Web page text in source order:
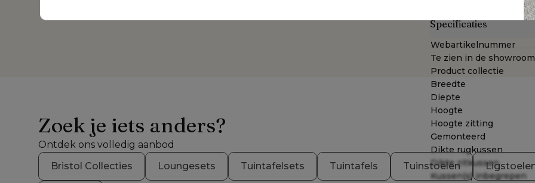
Specificaties
Webartikelnummer
Te zien in de showroom
Product collectie
Breedte
Diepte
Hoogte
Hoogte zitting
Gemonteerd
Dikte rugkussen
Dikte zitkussen
Kussen(s) inbegrepen
Zoek je iets anders?
Ontdek ons volledig aanbod
Bristol Collecties
Loungesets Tuintafelsets Tuintafels Tuinstoelen